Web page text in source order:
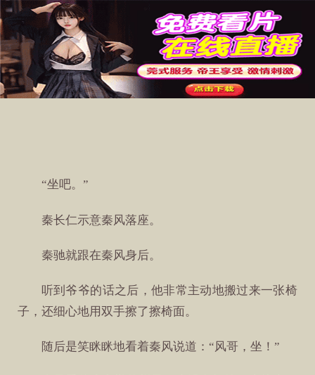
第1784章 出动（第1页）
关灯
护眼
字体： 大 中 小
“坐吧。”
秦长仁示意秦风落座。
秦驰就跟在秦风身后。
听到爷爷的话之后，他非常主动地搬过来一张椅
子，还细心地用双手擦了擦椅面。
随后是笑眯眯地看着秦风说道：“风哥，坐！”